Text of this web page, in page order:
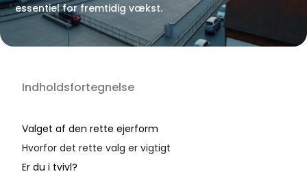
essentiel for fremtidig vækst.
Indholdsfortegnelse
Valget af den rette ejerform
Hvorfor det rette valg er vigtigt
Er du i tvivl?